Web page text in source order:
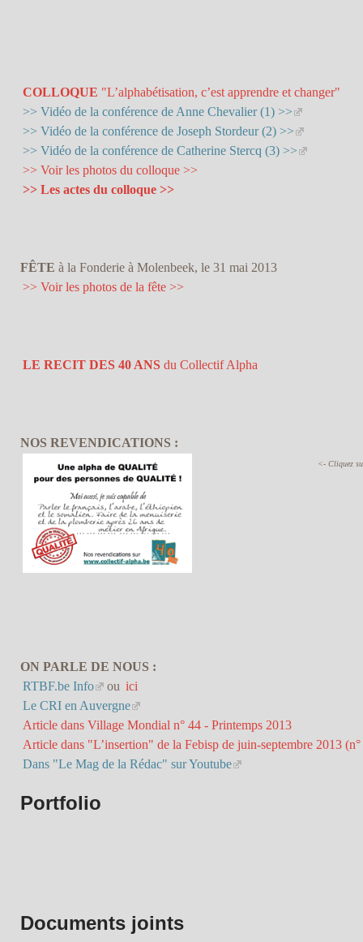
COLLOQUE "L’alphabétisation, c’est apprendre et changer"
>> Vidéo de la conférence de Anne Chevalier (1) >>
>> Vidéo de la conférence de Joseph Stordeur (2) >>
>> Vidéo de la conférence de Catherine Stercq (3) >>
>> Voir les photos du colloque >>
>> Les actes du colloque >>
FÊTE à la Fonderie à Molenbeek, le 31 mai 2013
>> Voir les photos de la fête >>
LE RECIT DES 40 ANSdu Collectif Alpha
NOS REVENDICATIONS :
<- Cliquez
ON PARLE DE NOUS :
RTBF.be Info
ou ici
Le CRI en Auvergne
Article dans Village Mondial n° 44 - Printemps 2013
Article dans "L’insertion" de la Febisp de juin-septembre 2013
Dans "Le Mag de la Rédac" sur Youtube
Portfolio
Documents joints